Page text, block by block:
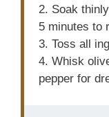
2. Soak
5 minutes to
3. Toss all
4. Whisk
pepper for